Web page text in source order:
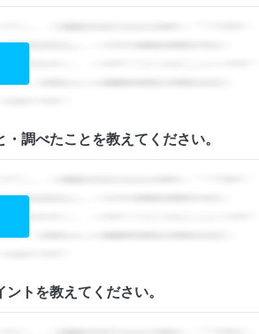
調べたことを教えてください。
トを教えてください。